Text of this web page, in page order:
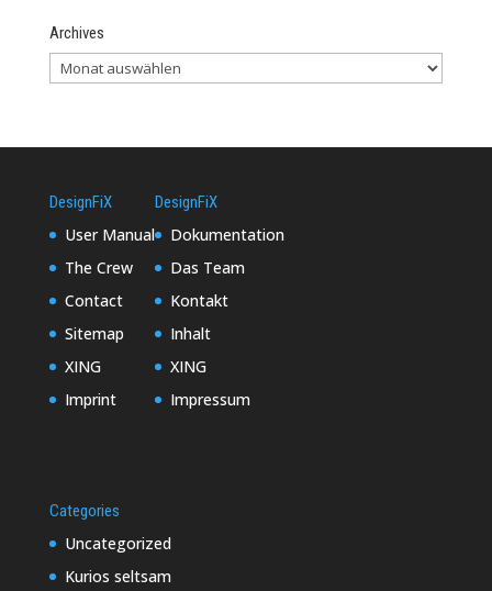
Archives
DesignFiX
User Manual
The Crew
Contact
Sitemap
XING
Imprint
DesignFiX
Dokumentation
Das Team
Kontakt
Inhalt
XING
Impressum
Categories
Uncategorized
Kurios seltsam